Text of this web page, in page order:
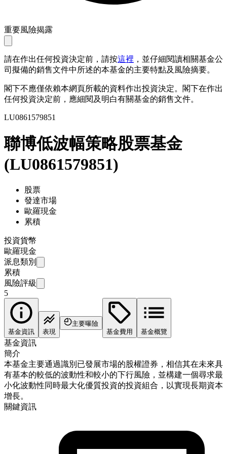
重要風險揭露
請在作出任何投資決定前，請按這裡 ，並仔細閱讀相關基金公
司擬備的銷售文件中所述的本基金的主要特點及風險摘要。
閣下不應僅依賴本網頁所載的資料作出投資決定。閣下在作出
任何投資決定前，應細閱及明白有關基金的銷售文件。
LU0861579851
聯博低波幅策略股票基金
(LU0861579851)
股票
發達市場
歐羅現金
累積
投資貨幣
歐羅現金
派息類別
累積
風險評級
5
基金資訊 表現
主要曝險
基金費用
基金概覽
基金資訊
簡介
本基金主要通過識別已發展市場的股權證券，相信其在未來具
有基本的較低的波動性和較小的下行風險，並構建一個尋求最
小化波動性同時最大化優質投資的投資組合，以實現長期資本
增長。
關鍵資訊